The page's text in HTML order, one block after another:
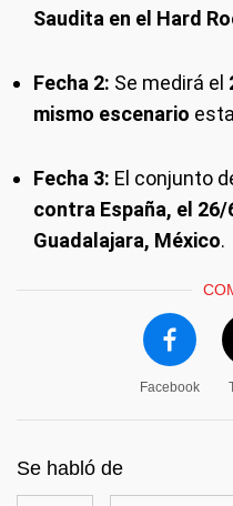
Saudita en el Hard
Fecha 2: Se medirá el
mismo escenario
Fecha 3: El conjunto
contra España, el
Guadalajara, México.
Facebook
Se habló de